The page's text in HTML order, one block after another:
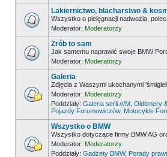
Lakiernictwo, blacharstwo &
Wszystko o pielęgnacji nadwozia,
Moderator: Moderatorzy
Zrób to sam
Jak samemu naprawić swoje BMW
Moderator: Moderatorzy
Galeria
Zdjęcia z Waszymi ukochanymi
Moderator: Moderatorzy
Poddziały: Galeria serii ///M Oldtimery
Pojazdy Forumowiczów, Motocykle
Wszystko o BMW
Wszystko dotyczące firmy BMW AG
Moderator: Moderatorzy
Poddziały: Gadżety BMW, Porady